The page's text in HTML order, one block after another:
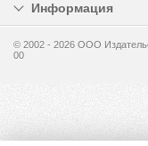
Информация
© 2002 - 2026 OOO
00